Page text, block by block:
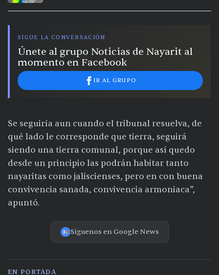
SIGUE LA CONVERSACIÓN
Únete al grupo Noticias de Nayarit al
momento en Facebook
IR AL GRUPO
Se seguiría aun cuando el tribunal resuelva, de
qué lado le corresponde que tierra, seguirá
siendo una tierra comunal, porque así quedo
desde un principio las podrán habitar tanto
nayaritas como jaliscienses, pero en con buena
convivencia sanada, convivencia armoniaca”,
apuntó.
Síguenos en Google News
EN PORTADA